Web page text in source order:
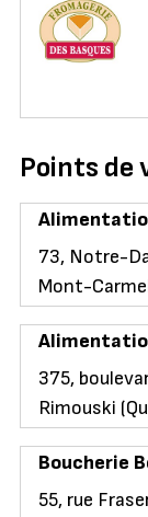
Points de
73, Notre-
Mont-
375,
Rimouski
Boucherie
55, rue